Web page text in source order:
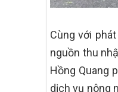
Cùng với
nguồn thu
Hồng Quang
dịch vụ nông